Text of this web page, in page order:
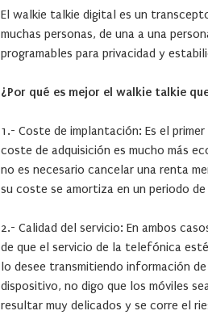
El walkie talkie digital es un
muchas personas, de una a una
programables para privacidad y
¿Por qué es mejor el walkie talkie
1.- Coste de implantación: Es el
coste de adquisición es mucho más
no es necesario cancelar una renta
su coste se amortiza en un periodo
2.- Calidad del servicio: En ambos
de que el servicio de la telefónica
lo desee transmitiendo información
dispositivo, no digo que los móviles
resultar muy delicados y se corre el